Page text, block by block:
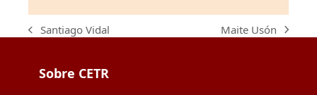
previous
Santiago Vidal
next
Maite Usón
Sobre CETR